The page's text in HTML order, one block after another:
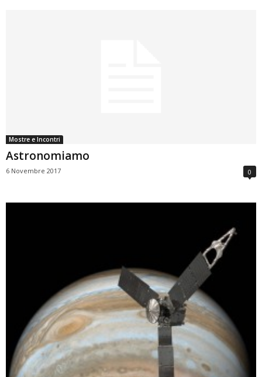
Mostre e Incontri
Astronomiamo
6 Novembre 2017 0